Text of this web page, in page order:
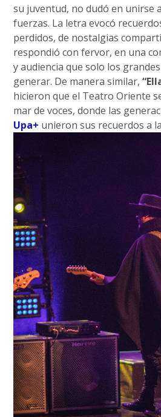
su juventud, no dudó en unirse
fuerzas. La letra evocó
perdidos, de nostalgias
respondió con fervor, en una
y audiencia que solo los
generar. De manera similar,
hicieron que el Teatro Oriente
mar de voces, donde las
Upa+ unieron sus recuerdos a